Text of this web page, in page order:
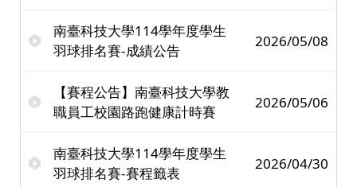
南臺科技大學114學年度學生
羽球排名賽-成績公告
2026/05/08
【賽程公告】南臺科技大學教
職員工校園路跑健康計時賽
2026/05/06
南臺科技大學114學年度學生
羽球排名賽-賽程籤表
2026/04/30